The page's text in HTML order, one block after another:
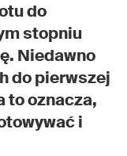
do
stopniu
Niedawno
do pierwszej
to oznacza,
i